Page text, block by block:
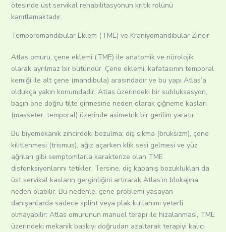
ötesinde üst servikal rehabilitasyonun kritik rolünü
kanıtlamaktadır.
Temporomandibular Eklem (TME) ve Kraniyomandibular Zincir
Atlas omuru, çene eklemi (TME) ile anatomik ve nörolojik
olarak ayrılmaz bir bütündür. Çene eklemi, kafatasının temporal
kemiği ile alt çene (mandibula) arasındadır ve bu yapı Atlas’a
oldukça yakın konumdadır. Atlas üzerindeki bir subluksasyon,
başın öne doğru tilte girmesine neden olarak çiğneme kasları
(masseter, temporal) üzerinde asimetrik bir gerilim yaratır.
Bu biyomekanik zincirdeki bozulma; diş sıkma (bruksizm), çene
kilitlenmesi (trismus), ağız açarken klik sesi gelmesi ve yüz
ağrıları gibi semptomlarla karakterize olan TME
disfonksiyonlarını tetikler. Tersine, diş kapanış bozuklukları da
üst servikal kasların gerginliğini artırarak Atlas’ın blokajına
neden olabilir. Bu nedenle, çene problemi yaşayan
danışanlarda sadece splint veya plak kullanımı yeterli
olmayabilir; Atlas omurunun manuel terapi ile hizalanması, TME
üzerindeki mekanik baskıyı doğrudan azaltarak terapiyi kalıcı